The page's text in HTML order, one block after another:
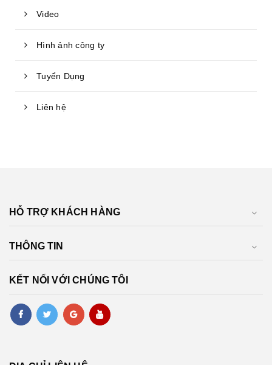
Video
Hình ảnh công ty
Tuyển Dụng
Liên hệ
HỖ TRỢ KHÁCH HÀNG
THÔNG TIN
KẾT NỐI VỚI CHÚNG TÔI